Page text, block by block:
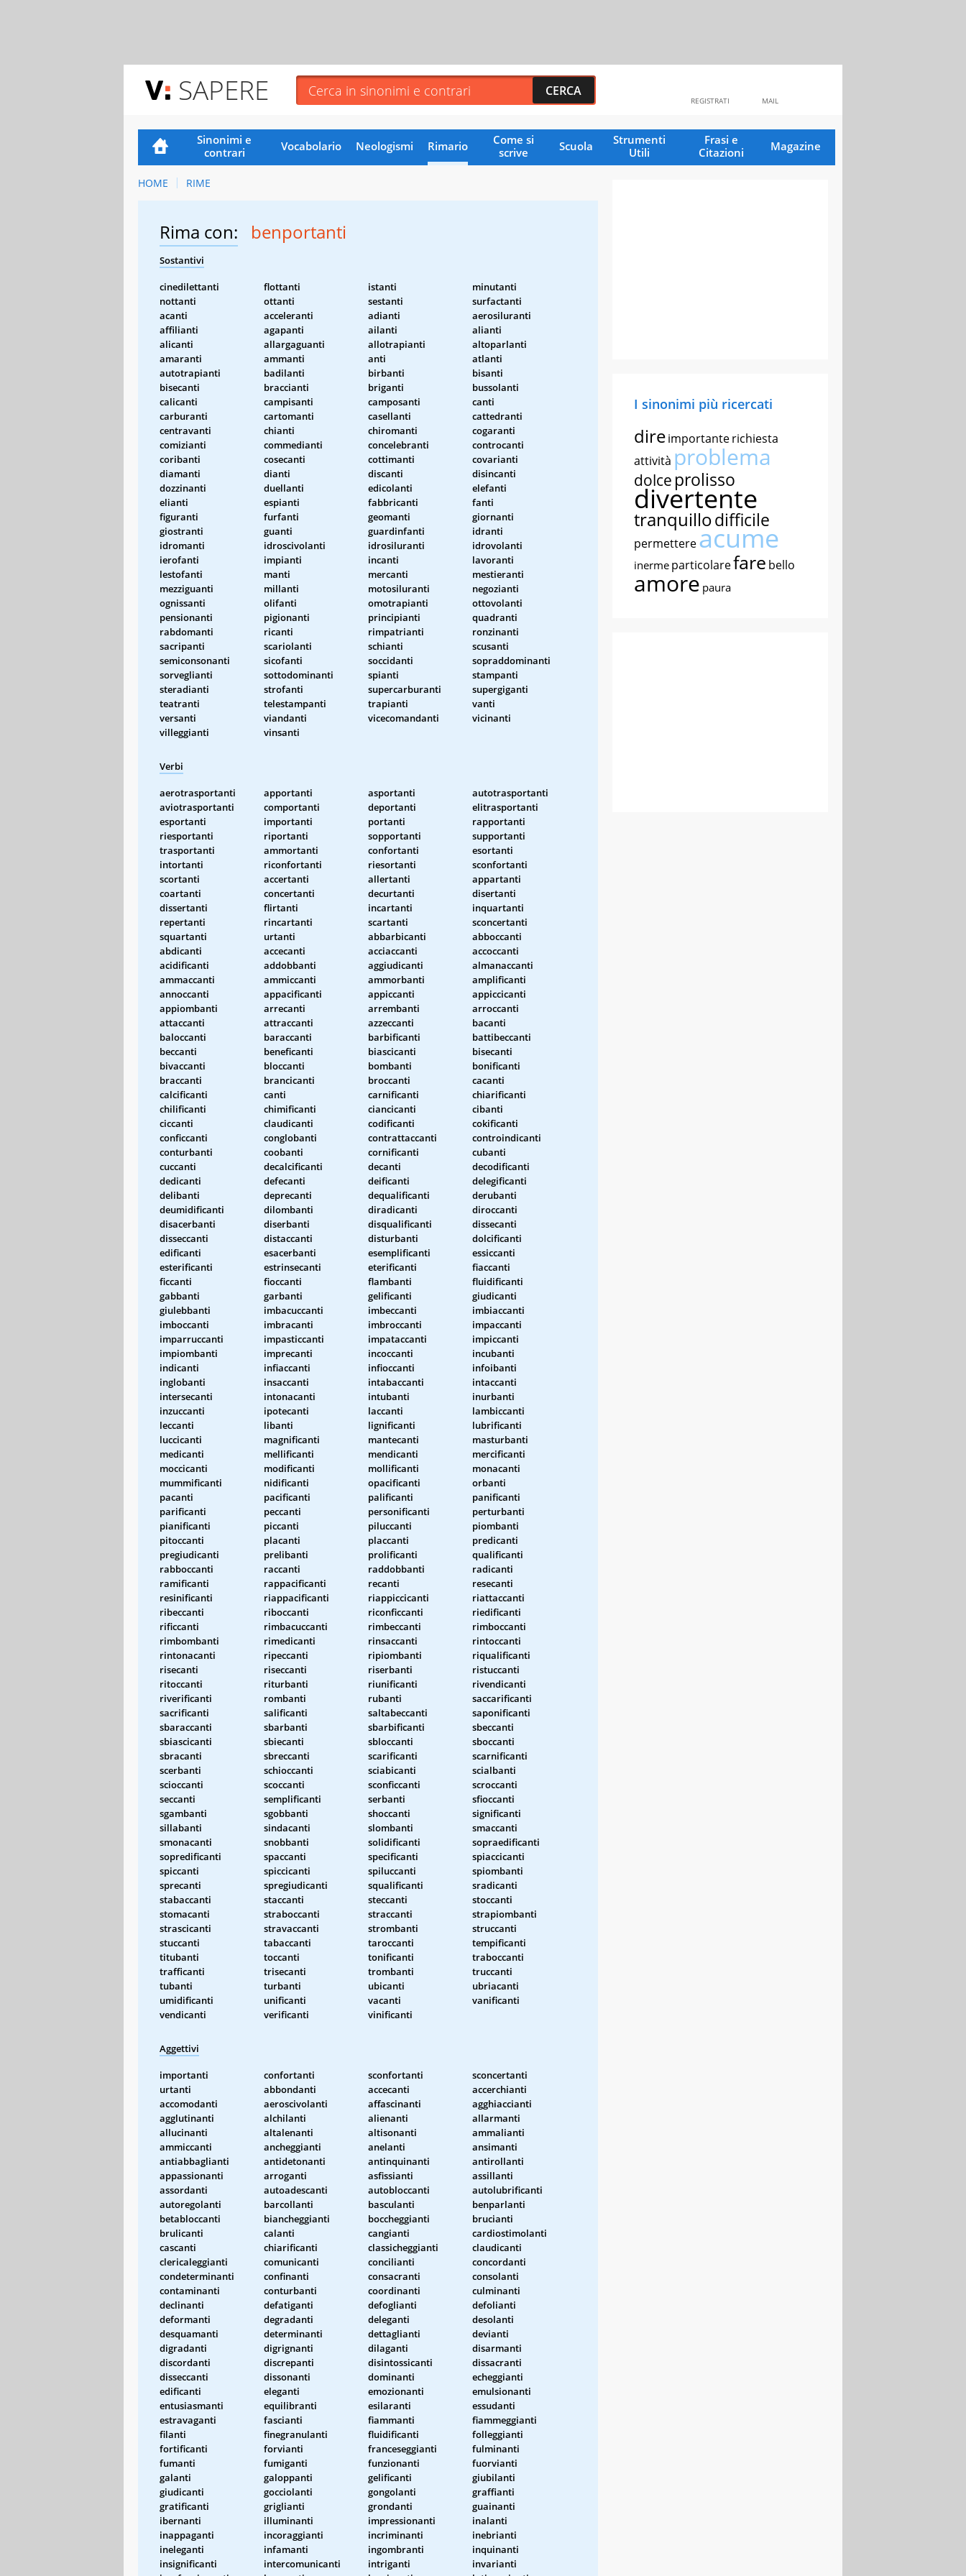
SAPERE MAIL
REGISTRATI
Sinonimi e
contrari
Vocabolario Neologismi Rimario
Come si
scrive
Scuola
Strumenti
Utili
Frasi e
Citazioni
Magazine
HOME RIME
Rima con: benportanti
Sostantivi
cinedilettanti flottanti istanti
minutanti
nottanti
ottanti sestanti
surfactanti
acanti
acceleranti adianti
aerosiluranti
affilianti
agapanti ailanti
alianti
alicanti
allargaguanti allotrapianti
altoparlanti
amaranti
ammanti anti
atlanti
autotrapianti
badilanti birbanti
bisanti
bisecanti
braccianti briganti
bussolanti
calicanti
campisanti camposanti
canti
carburanti
cartomanti casellanti
cattedranti
centravanti
chianti chiromanti
cogaranti
comizianti
commedianti concelebranti
controcanti
coribanti
cosecanti cottimanti
covarianti
diamanti
dianti discanti
disincanti
dozzinanti
duellanti edicolanti
elefanti
elianti
espianti fabbricanti
fanti
figuranti
furfanti geomanti
giornanti
giostranti
guanti guardinfanti
idranti
idromanti
idroscivolanti idrosiluranti
idrovolanti
ierofanti
impianti incanti
lavoranti
lestofanti
manti mercanti
mestieranti
mezziguanti
millanti motosiluranti
negozianti
ognissanti
olifanti omotrapianti
ottovolanti
pensionanti
pigionanti principianti
quadranti
rabdomanti
ricanti rimpatrianti
ronzinanti
sacripanti
scariolanti schianti
scusanti
semiconsonanti
sicofanti soccidanti
sopraddominanti
sorveglianti
sottodominanti spianti
stampanti
steradianti
strofanti supercarburanti
supergiganti
teatranti
telestampanti trapianti
vanti
versanti
viandanti vicecomandanti
vicinanti
villeggianti
vinsanti
Verbi
aerotrasportanti apportanti asportanti
autotrasportanti
aviotrasportanti
comportanti deportanti
elitrasportanti
esportanti
importanti portanti
rapportanti
riesportanti
riportanti sopportanti
supportanti
trasportanti
ammortanti confortanti
esortanti
intortanti
riconfortanti riesortanti
sconfortanti
scortanti
accertanti allertanti
appartanti
coartanti
concertanti decurtanti
disertanti
dissertanti
flirtanti incartanti
inquartanti
repertanti
rincartanti scartanti
sconcertanti
squartanti
urtanti abbarbicanti
abboccanti
abdicanti
accecanti acciaccanti
accoccanti
acidificanti
addobbanti aggiudicanti
almanaccanti
ammaccanti
ammiccanti ammorbanti
amplificanti
annoccanti
appacificanti appiccanti
appiccicanti
appiombanti
arrecanti arrembanti
arroccanti
attaccanti
attraccanti azzeccanti
bacanti
baloccanti
baraccanti barbificanti
battibeccanti
beccanti
beneficanti biascicanti
bisecanti
bivaccanti
bloccanti bombanti
bonificanti
braccanti
brancicanti broccanti
cacanti
calcificanti
canti carnificanti
chiarificanti
chilificanti
chimificanti ciancicanti
cibanti
ciccanti
claudicanti codificanti
cokificanti
conficcanti
conglobanti contrattaccanti
controindicanti
conturbanti
coobanti cornificanti
cubanti
cuccanti
decalcificanti decanti
decodificanti
dedicanti
defecanti deificanti
delegificanti
delibanti
deprecanti dequalificanti
derubanti
deumidificanti
dilombanti diradicanti
diroccanti
disacerbanti
diserbanti disqualificanti
dissecanti
disseccanti
distaccanti disturbanti
dolcificanti
edificanti
esacerbanti esemplificanti
essiccanti
esterificanti
estrinsecanti eterificanti
fiaccanti
ficcanti
fioccanti flambanti
fluidificanti
gabbanti
garbanti gelificanti
giudicanti
giulebbanti
imbacuccanti imbeccanti
imbiaccanti
imboccanti
imbracanti imbroccanti
impaccanti
imparruccanti
impasticcanti impataccanti
impiccanti
impiombanti
imprecanti incoccanti
incubanti
indicanti
infiaccanti infioccanti
infoibanti
inglobanti
insaccanti intabaccanti
intaccanti
intersecanti
intonacanti intubanti
inurbanti
inzuccanti
ipotecanti laccanti
lambiccanti
leccanti
libanti lignificanti
lubrificanti
luccicanti
magnificanti mantecanti
masturbanti
medicanti
mellificanti mendicanti
mercificanti
moccicanti
modificanti mollificanti
monacanti
mummificanti
nidificanti opacificanti
orbanti
pacanti
pacificanti palificanti
panificanti
parificanti
peccanti personificanti
perturbanti
pianificanti
piccanti piluccanti
piombanti
pitoccanti
placanti placcanti
predicanti
pregiudicanti
prelibanti prolificanti
qualificanti
rabboccanti
raccanti raddobbanti
radicanti
ramificanti
rappacificanti recanti
resecanti
resinificanti
riappacificanti riappiccicanti
riattaccanti
ribeccanti
riboccanti riconficcanti
riedificanti
rificcanti
rimbacuccanti rimbeccanti
rimboccanti
rimbombanti
rimedicanti rinsaccanti
rintoccanti
rintonacanti
ripeccanti ripiombanti
riqualificanti
risecanti
riseccanti riserbanti
ristuccanti
ritoccanti
riturbanti riunificanti
rivendicanti
riverificanti
rombanti rubanti
saccarificanti
sacrificanti
salificanti saltabeccanti
saponificanti
sbaraccanti
sbarbanti sbarbificanti
sbeccanti
sbiascicanti
sbiecanti sbloccanti
sboccanti
sbracanti
sbreccanti scarificanti
scarnificanti
scerbanti
schioccanti sciabicanti
scialbanti
scioccanti
scoccanti sconficcanti
scroccanti
seccanti
semplificanti serbanti
sfioccanti
sgambanti
sgobbanti shoccanti
significanti
sillabanti
sindacanti slombanti
smaccanti
smonacanti
snobbanti solidificanti
sopraedificanti
sopredificanti
spaccanti specificanti
spiaccicanti
spiccanti
spiccicanti spiluccanti
spiombanti
sprecanti
spregiudicanti squalificanti
sradicanti
stabaccanti
staccanti steccanti
stoccanti
stomacanti
straboccanti straccanti
strapiombanti
strascicanti
stravaccanti strombanti
struccanti
stuccanti
tabaccanti taroccanti
tempificanti
titubanti
toccanti tonificanti
traboccanti
trafficanti
trisecanti trombanti
truccanti
tubanti
turbanti ubicanti
ubriacanti
umidificanti
unificanti vacanti
vanificanti
vendicanti
verificanti vinificanti
Aggettivi
importanti confortanti sconfortanti
sconcertanti
urtanti
abbondanti accecanti
accerchianti
accomodanti
aeroscivolanti affascinanti
agghiaccianti
agglutinanti
alchilanti alienanti
allarmanti
allucinanti
altalenanti altisonanti
ammalianti
ammiccanti
ancheggianti anelanti
ansimanti
antiabbaglianti
antidetonanti antinquinanti
antirollanti
appassionanti
arroganti asfissianti
assillanti
assordanti
autoadescanti autobloccanti
autolubrificanti
autoregolanti
barcollanti basculanti
benparlanti
betabloccanti
biancheggianti boccheggianti
brucianti
brulicanti
calanti cangianti
cardiostimolanti
cascanti
chiarificanti classicheggianti
claudicanti
clericaleggianti
comunicanti concilianti
concordanti
condeterminanti
confinanti consacranti
consolanti
contaminanti
conturbanti coordinanti
culminanti
declinanti
defatiganti defoglianti
defolianti
deformanti
degradanti deleganti
desolanti
desquamanti
determinanti dettaglianti
devianti
digradanti
digrignanti dilaganti
disarmanti
discordanti
discrepanti disintossicanti
dissacranti
disseccanti
dissonanti dominanti
echeggianti
edificanti
eleganti emozionanti
emulsionanti
entusiasmanti
equilibranti esilaranti
essudanti
estravaganti
fascianti fiammanti
fiammeggianti
filanti
finegranulanti fluidificanti
folleggianti
fortificanti
forvianti franceseggianti
fulminanti
fumanti
fumiganti funzionanti
fuorvianti
galanti
galoppanti gelificanti
giubilanti
giudicanti
gocciolanti gongolanti
graffianti
gratificanti
griglianti grondanti
guainanti
ibernanti
illuminanti impressionanti
inalanti
inappaganti
incoraggianti incriminanti
inebrianti
ineleganti
infamanti ingombranti
inquinanti
insignificanti
intercomunicanti intriganti
invarianti
I sinonimi più ricercati
direimportanterichiesta
attività problema
dolce prolisso
divertente
tranquillodifficile
permettereacume
inerme particolarefare bello
amore paura